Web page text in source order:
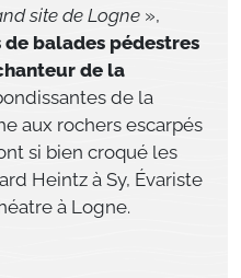
site de Logne »,
balades pédestres
de la
de la
aux rochers escarpés
si bien croqué les
Heintz à Sy, Évariste
à Logne.